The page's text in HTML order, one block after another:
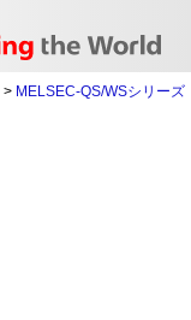
> MELSEC-QS/WSシリーズ